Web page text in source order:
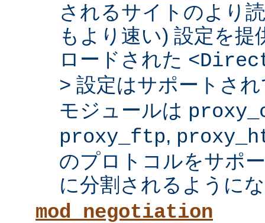
されるサイトのより
もより速い) 設定を
ロードされた
> 設定はサポートさ
モジュールは
proxy_ftp,
のプロトコルをサポ
に分割されるように
mod_negotiation